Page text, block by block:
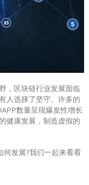
，区块链行业发展面临
人选择了坚守。许多的
数量呈现爆发性增长
健康发展，制造虚假的
何发展?我们一起来看看